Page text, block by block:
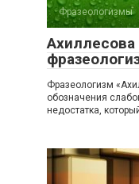
Фразеологизмы
Ахиллесова
Фразеологизм
обозначения
недостатка,